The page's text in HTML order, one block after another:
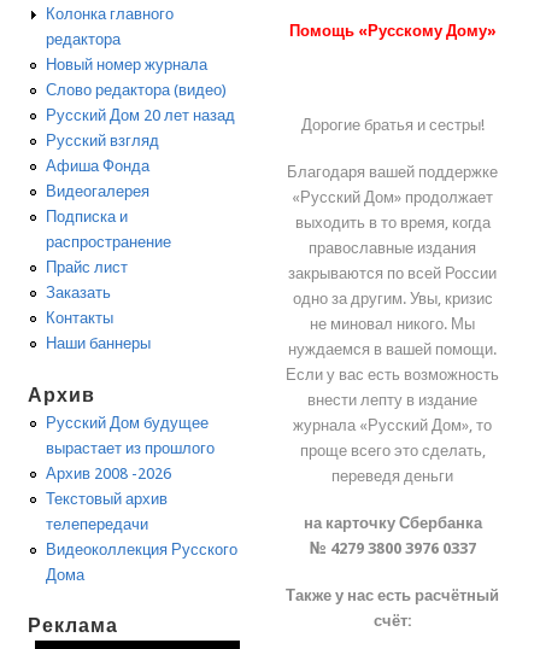
Колонка главного
редактора
Новый номер журнала
Слово редактора (видео)
Русский Дом 20 лет назад
Русский взгляд
Афиша Фонда
Видеогалерея
Подписка и
распространение
Прайс лист
Заказать
Контакты
Наши баннеры
Архив
Русский Дом будущее
вырастает из прошлого
Архив 2008 -2026
Текстовый архив
телепередачи
Видеоколлекция Русского
Дома
Реклама
Помощь «Русскому Дому»
Дорогие братья и сестры!
Благодаря вашей поддержке
«Русский Дом» продолжает
выходить в то время, когда
православные издания
закрываются по всей России
одно за другим. Увы, кризис
не миновал никого. Мы
нуждаемся в вашей помощи.
Если у вас есть возможность
внести лепту в издание
журнала «Русский Дом», то
проще всего это сделать,
переведя деньги
на карточку Сбербанка
№ 4279 3800 3976 0337
Также у нас есть расчётный
счёт: